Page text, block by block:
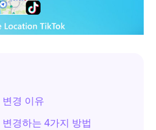
경 이유
경하는 4가지 방법